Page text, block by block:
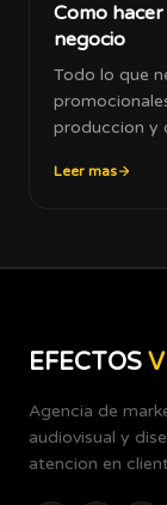
Como
negocio
Todo lo que
produccion y
Leer mas
EFECTOS
Agencia de
audiovisual y
atencion en